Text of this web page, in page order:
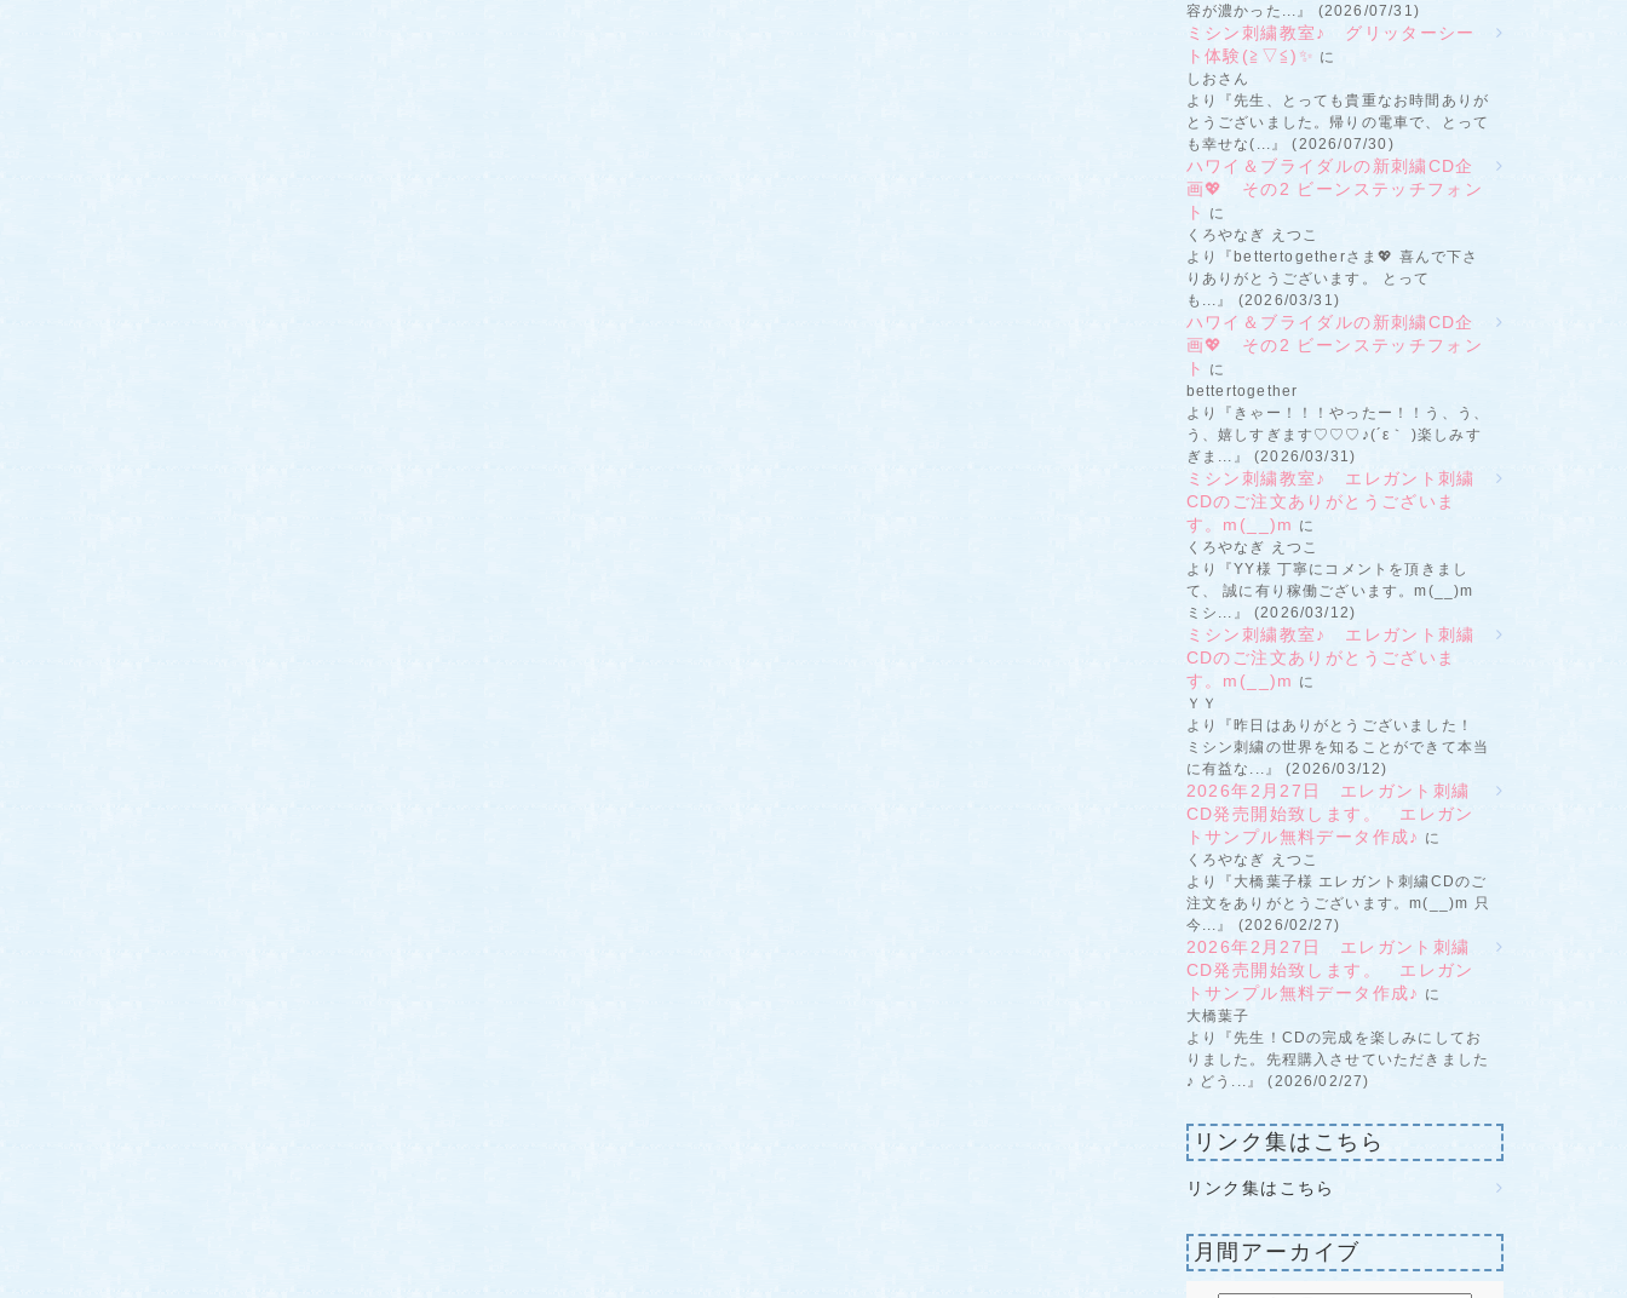
容が濃かった...』 (2026/07/31)
ミシン刺繍教室♪ グリッターシー
ト体験(≧▽≦)✨ に
しおさん
より『先生、とっても貴重なお時間ありが
とうございました。帰りの電車で、とって
も幸せな(...』 (2026/07/30)
ハワイ＆ブライダルの新刺繍CD企
画💖 その2 ビーンステッチフォン
ト
に
くろやなぎ えつこ
より『bettertogetherさま💖 喜んで下さ
りありがとうございます。 とって
も...』 (2026/03/31)
ハワイ＆ブライダルの新刺繍CD企
画💖 その2 ビーンステッチフォン
ト
に
bettertogether
より『きゃー！！！やったー！！う、う、
う、嬉しすぎます♡♡♡♪(´ε｀ )楽しみす
ぎま...』 (2026/03/31)
ミシン刺繍教室♪ エレガント刺繍
CDのご注文ありがとうございま
す。m(__)m に
くろやなぎ えつこ
より『YY様 丁寧にコメントを頂きまし
て、 誠に有り稼働ございます。m(__)m
ミシ...』 (2026/03/12)
ミシン刺繍教室♪ エレガント刺繍
CDのご注文ありがとうございま
す。m(__)m に
ＹＹ
より『昨日はありがとうございました！
ミシン刺繍の世界を知ることができて本当
に有益な...』 (2026/03/12)
2026年2月27日 エレガント刺繍
CD発売開始致します。 エレガン
トサンプル無料データ作成♪ に
くろやなぎ えつこ
より『大橋葉子様 エレガント刺繍CDのご
注文をありがとうございます。m(__)m 只
今...』 (2026/02/27)
2026年2月27日 エレガント刺繍
CD発売開始致します。 エレガン
トサンプル無料データ作成♪ に
大橋葉子
より『先生！CDの完成を楽しみにしてお
りました。先程購入させていただきました
♪ どう...』 (2026/02/27)
リンク集はこちら
リンク集はこちら
月間アーカイブ